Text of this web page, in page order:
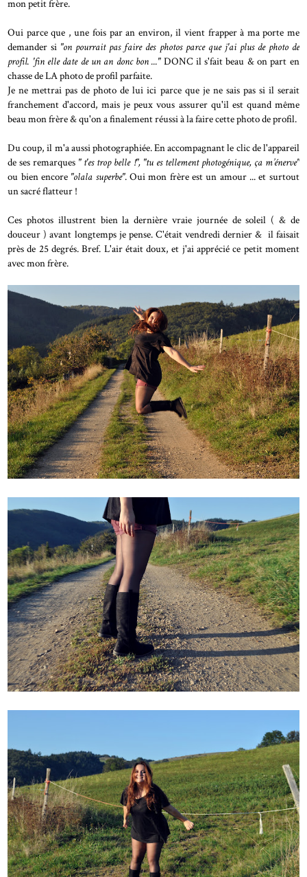
mon petit frère.
Oui parce que , une fois par an environ, il vient frapper à ma porte me
demander si "on pourrait pas faire des photos parce que j'ai plus de photo de
profil. 'fin elle date de un an donc bon ..."DONC il s'fait beau & on part en
chasse de LA photo de profil parfaite.
Je ne mettrai pas de photo de lui ici parce que je ne sais pas si il serait
franchement d'accord, mais je peux vous assurer qu'il est quand même
beau mon frère & qu'on a finalement réussi à la faire cette photo de profil.
Du coup, il m'a aussi photographiée. En accompagnant le clic de l'appareil
de ses remarques " t'es trop belle !", "tu es tellement photogénique, ça m’énerve"
ou bien encore "olala superbe". Oui mon frère est un amour ... et surtout
un sacré flatteur !
Ces photos illustrent bien la dernière vraie journée de soleil ( & de
douceur ) avant longtemps je pense. C'était vendredi dernier & il faisait
près de 25 degrés. Bref. L'air était doux, et j'ai apprécié ce petit moment
avec mon frère.